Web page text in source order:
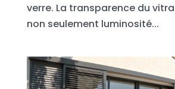
verre. La transparence du
non seulement luminosité...